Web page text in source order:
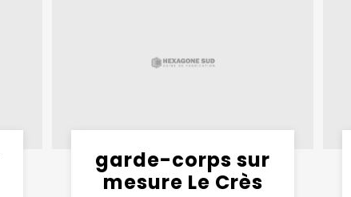
garde-corps sur
mesure Le Crès